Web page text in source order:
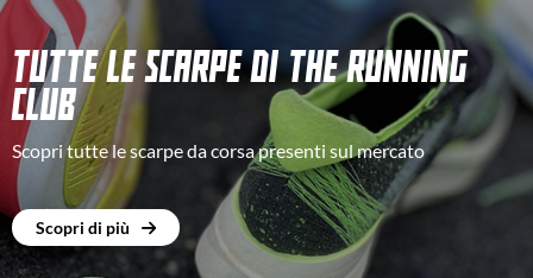
TUTTE LE SCARPE DI THE RUNNING
CLUB
Scopri tutte le scarpe da corsa presenti sul mercato
Scopri di più